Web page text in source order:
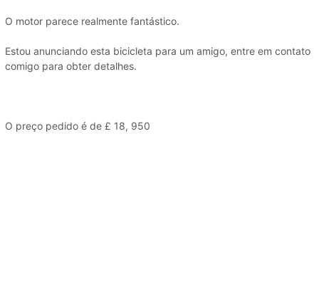
O motor parece realmente fantástico.
Estou anunciando esta bicicleta para um amigo, entre em contato
comigo para obter detalhes.
O preço pedido é de £ 18, 950